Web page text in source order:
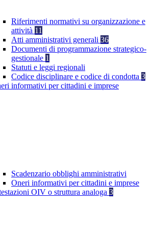
Riferimenti normativi su organizzazione e
attività 11
Atti amministrativi generali 36
Documenti di programmazione strategico-
gestionale 1
Statuti e leggi regionali
Codice disciplinare e codice di condotta 3
informativi per cittadini e imprese
Scadenzario obblighi amministrativi
Oneri informativi per cittadini e imprese
OIV o struttura analoga 3